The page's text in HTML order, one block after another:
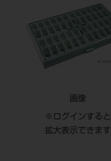
画像
※ログインすると
拡大表示できます